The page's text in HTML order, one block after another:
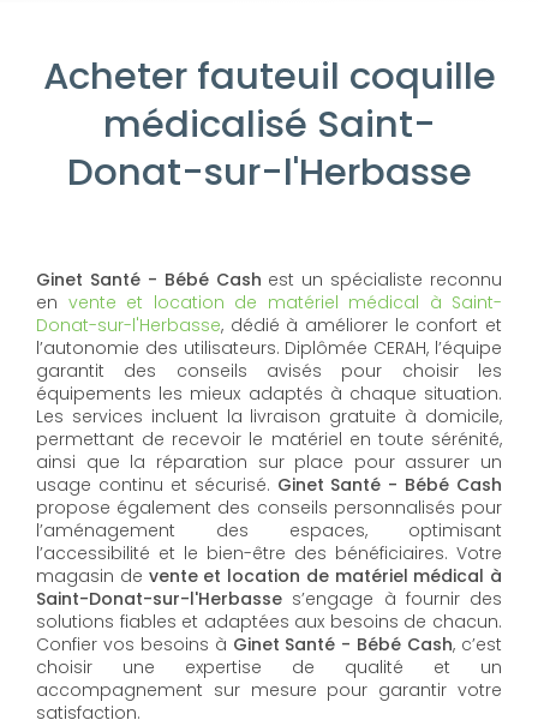
Acheter fauteuil coquille
médicalisé Saint-
Donat-sur-l'Herbasse
Ginet Santé - Bébé Cash est un spécialiste reconnu
en vente et location de matériel médical à Saint-
Donat-sur-l'Herbasse, dédié à améliorer le confort et
l’autonomie des utilisateurs. Diplômée CERAH, l’équipe
garantit des conseils avisés pour choisir les
équipements les mieux adaptés à chaque situation.
Les services incluent la livraison gratuite à domicile,
permettant de recevoir le matériel en toute sérénité,
ainsi que la réparation sur place pour assurer un
usage continu et sécurisé. Ginet Santé - Bébé Cash
propose également des conseils personnalisés pour
l’aménagement des espaces, optimisant
l’accessibilité et le bien-être des bénéficiaires. Votre
magasin de vente et location de matériel médical à
Saint-Donat-sur-l'Herbasse s’engage à fournir des
solutions fiables et adaptées aux besoins de chacun.
Confier vos besoins à Ginet Santé - Bébé Cash, c’est
choisir une expertise de qualité et un
accompagnement sur mesure pour garantir votre
satisfaction.